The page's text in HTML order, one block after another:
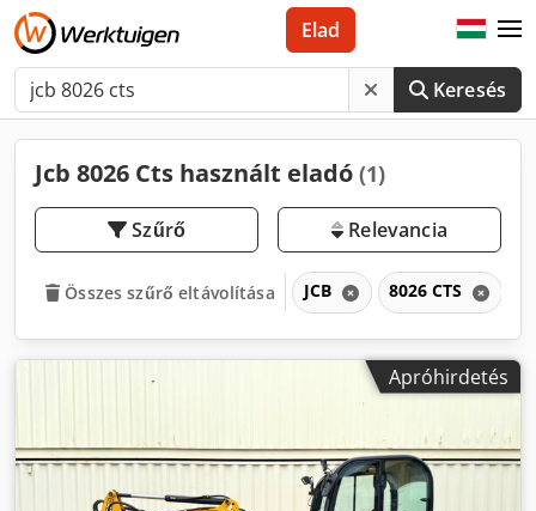
Keresés
Elad
Jcb 8026 Cts használt eladó (1)
Szűrő Relevancia
Összes szűrő eltávolítása JCB 8026 CTS
Apróhirdetés